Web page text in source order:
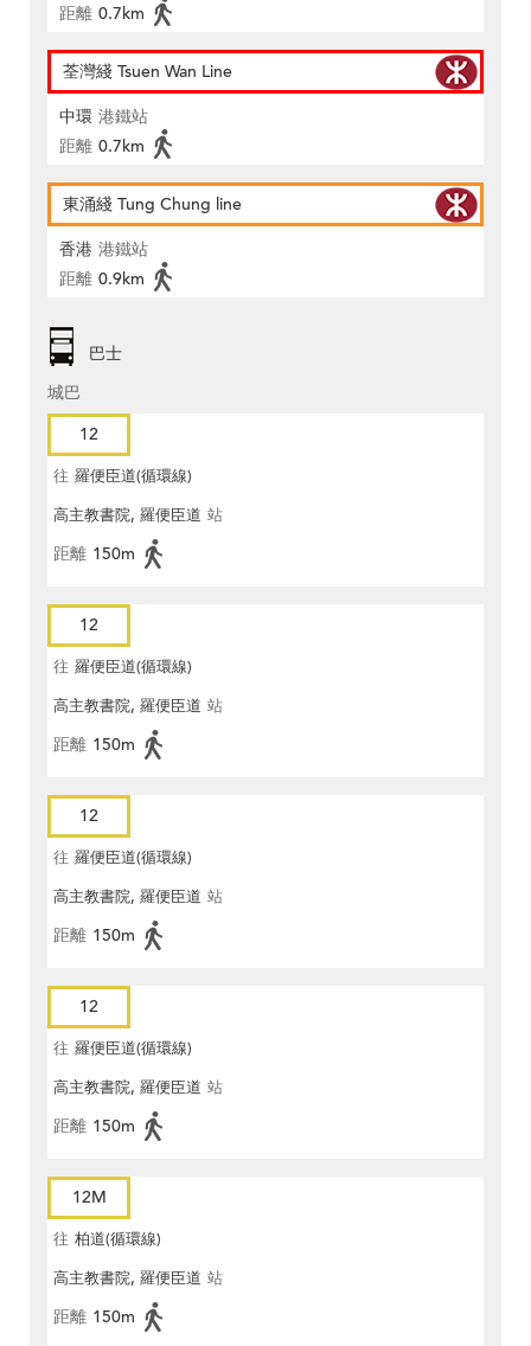
距離 0.7km
荃灣綫 Tsuen Wan Line
中環 港鐵站
距離 0.7km
東涌綫 Tung Chung line
香港 港鐵站
距離 0.9km
巴士
城巴
12
往 羅便臣道(循環線)
高主教書院, 羅便臣道 站
距離 150m
12
往 羅便臣道(循環線)
高主教書院, 羅便臣道 站
距離 150m
12
往 羅便臣道(循環線)
高主教書院, 羅便臣道 站
距離 150m
12
往 羅便臣道(循環線)
高主教書院, 羅便臣道 站
距離 150m
12M
往 柏道(循環線)
高主教書院, 羅便臣道 站
距離 150m